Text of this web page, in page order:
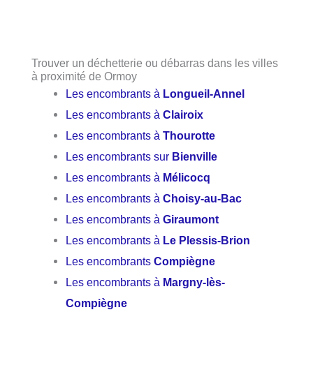
Trouver un déchetterie ou débarras dans les villes
à proximité de Ormoy
Les encombrants à Longueil-Annel
Les encombrants àClairoix
Les encombrants àThourotte
Les encombrants sur Bienville
Les encombrants à Mélicocq
Les encombrants àChoisy-au-Bac
Les encombrants àGiraumont
Les encombrants à Le Plessis-Brion
Les encombrantsCompiègne
Les encombrants à Margny-lès-
Compiègne